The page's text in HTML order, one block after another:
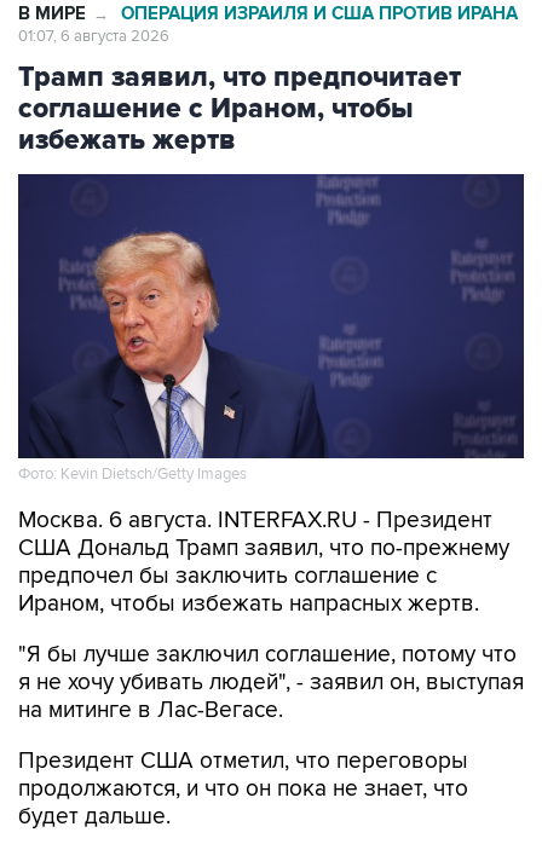
В МИРЕ → ОПЕРАЦИЯ ИЗРАИЛЯ И США ПРОТИВ ИРАНА
01:07, 6 августа 2026
Трамп заявил, что предпочитает
соглашение с Ираном, чтобы
избежать жертв
Фото: Kevin Dietsch/Getty Images
Москва. 6 августа. INTERFAX.RU - Президент
США Дональд Трамп заявил, что по-прежнему
предпочел бы заключить соглашение с
Ираном, чтобы избежать напрасных жертв.
"Я бы лучше заключил соглашение, потому что
я не хочу убивать людей", - заявил он, выступая
на митинге в Лас-Вегасе.
Президент США отметил, что переговоры
продолжаются, и что он пока не знает, что
будет дальше.